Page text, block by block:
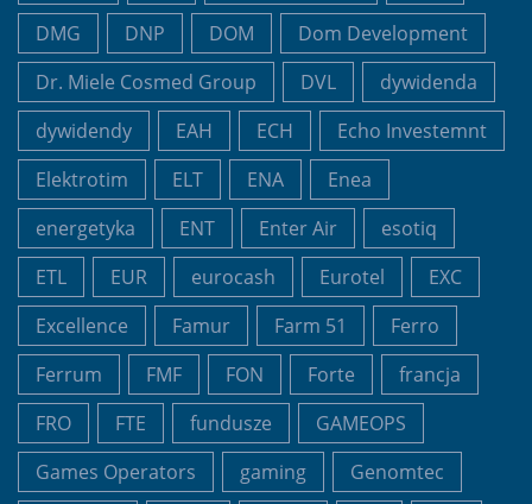
DMG
DNP DOM
Dom Development
Dr. Miele Cosmed Group
DVL
dywidenda
dywidendy
EAH ECH
Echo Investemnt
Elektrotim
ELT ENA
Enea
energetyka
ENT Enter Air
esotiq
ETL
EUR eurocash Eurotel
EXC
Excellence
Famur Farm 51
Ferro
Ferrum
FMF FON Forte
francja
FRO
FTE fundusze
GAMEOPS
Games Operators
gaming
Genomtec